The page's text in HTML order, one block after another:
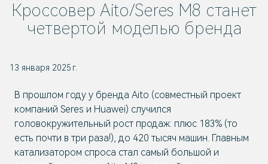
Кроссовер Aito/Seres M8 станет
четвертой моделью бренда
13 января 2025 г.
В прошлом году у бренда Aito (совместный проект
компаний Seres и Huawei) случился
головокружительный рост продаж: плюс 183% (то
есть почти в три раза!), до 420 тысяч машин. Главным
катализатором спроса стал самый большой и